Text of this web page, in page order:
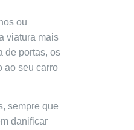
ou
viatura mais
de portas, os
ao seu carro
sempre que
danificar